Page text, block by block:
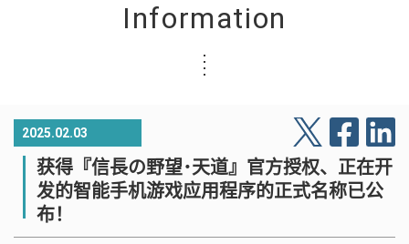
Information
2025.02.03
获得『信長の野望･天道』官方授权、正在开
发的智能手机游戏应用程序的正式名称已公
布！